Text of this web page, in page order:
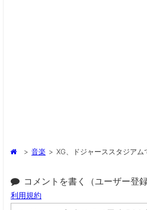
> 音楽 > XG、ドジャーススタジアム
コメントを書く（ユーザー登録